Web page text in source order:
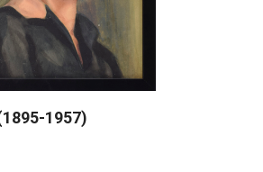
1957)